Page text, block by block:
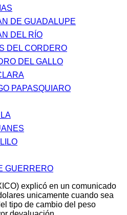
DE GUADALUPE
DEL RÍO
DEL CORDERO
DEL GALLO
PAPASQUIARO
GUERRERO
explicó en un comunicado
unicamente cuando sea
tipo de cambio del peso